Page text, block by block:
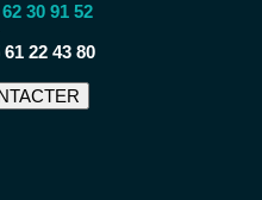
30 91 52
22 43 80